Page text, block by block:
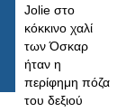
Jolie στο
κόκκινο χαλί
των Όσκαρ
ήταν η
περίφημη πόζα
του δεξιού